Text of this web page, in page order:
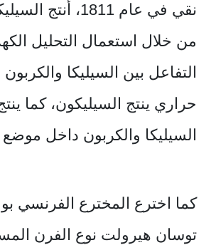
من خلال استعمال التحليل
التفاعل بين السيليكا
حراري ينتج السيليكون، كما
السيليكا والكربون داخل
كما اخترع المخترع الفرنسي
توسان هيرولت نوع الفرن